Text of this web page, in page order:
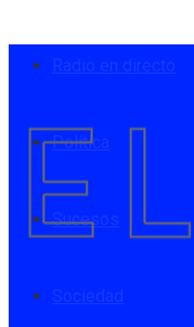
Política
Sucesos